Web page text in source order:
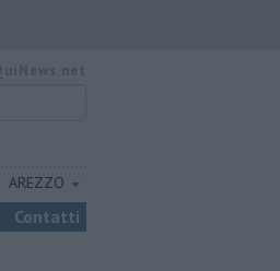
AREZZO
Contatti